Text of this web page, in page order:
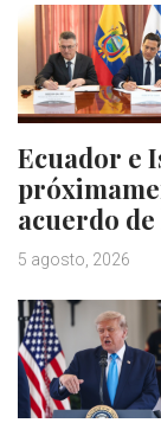
Ecuador e
acuerdo
5 agosto, 2026